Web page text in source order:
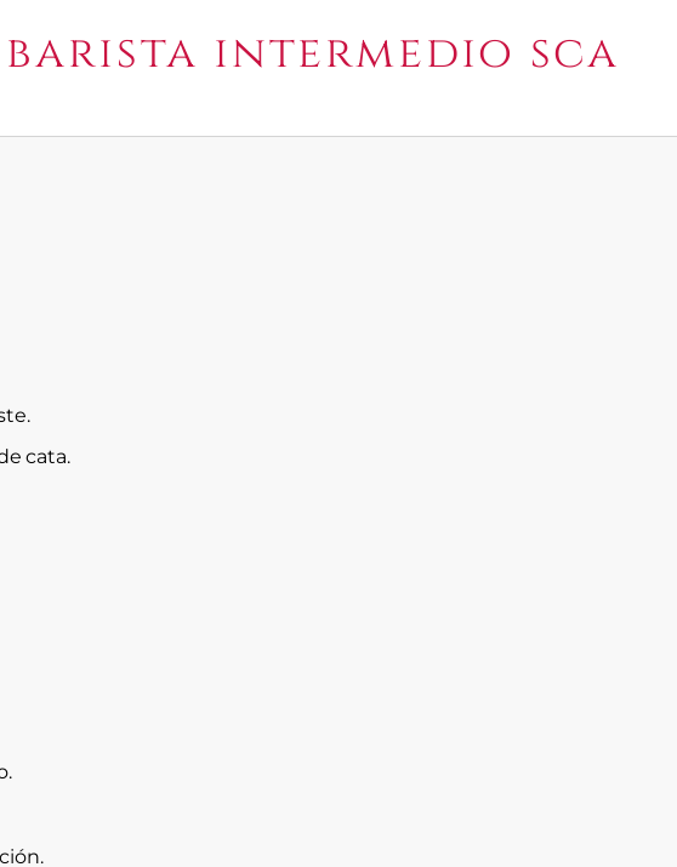
barista intermedio sca
cata.